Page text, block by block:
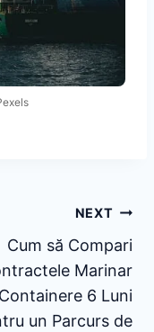
NEXT
Cum să Compari
Marinar
Containere 6 Luni
un Parcurs de